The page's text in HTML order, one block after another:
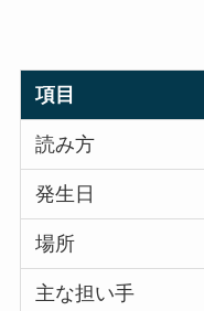
項目
読み方
発生日
場所
主な担い手